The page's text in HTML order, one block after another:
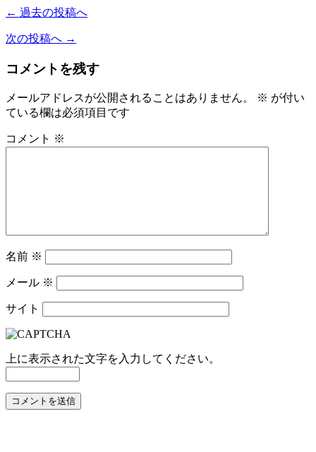
← 過去の投稿へ
次の投稿へ →
コメントを残す
メールアドレスが公開されることはありません。 ※ が付い
ている欄は必須項目です
コメント ※
名前 ※
メール ※
サイト
上に表示された文字を入力してください。